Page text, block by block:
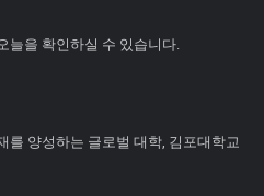
늘을 확인하실 수 있습니다.
를 양성하는 글로벌 대학, 김포대학교